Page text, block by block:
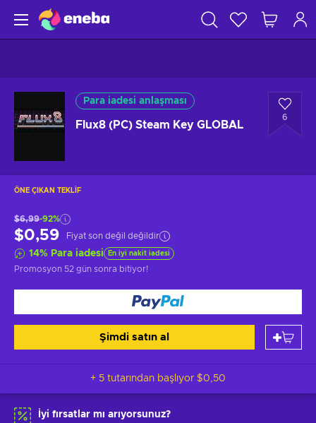
Para iadesi anlaşması
Flux8 (PC) Steam Key GLOBAL
6
ÖNE ÇIKAN TEKLIF
$6,99-92%
$0,59 Fiyat son değil değildir
14% Para iadesi En iyi nakit iadesi
Promosyon 52 gün sonra bitiyor!
Şimdi satın al
+ 5 tutarından başlıyor $0,50
İyi fırsatlar mı arıyorsunuz?